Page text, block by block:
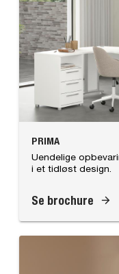
PRIMA
Uendelige
i et tidløst design.
Se brochure